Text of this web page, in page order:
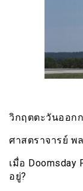
วิกฤตตะวันออก
ศาสตราจารย์ พ
เมื่อ Doomsday
อยู่?